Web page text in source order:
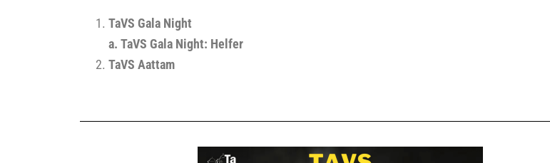
TaVS Gala Night
a. TaVS Gala Night: Hel­fer
TaVS Aat­tam